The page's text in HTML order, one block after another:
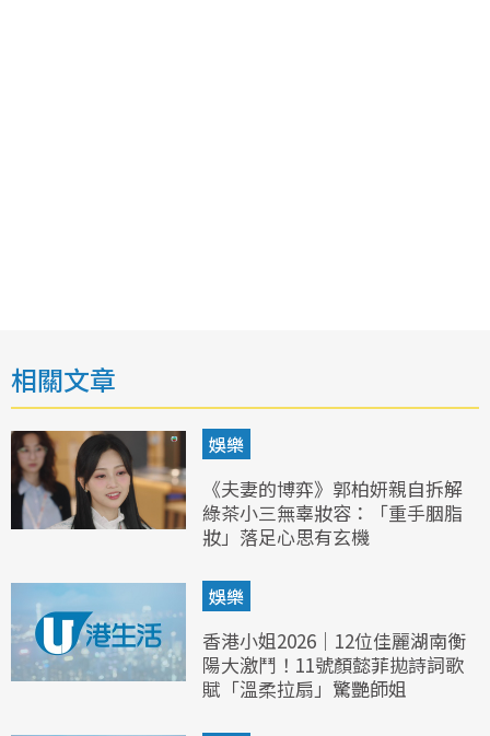
相關文章
娛樂
《夫妻的博弈》郭柏妍親自拆解
綠茶小三無辜妝容：「重手胭脂
妝」落足心思有玄機
娛樂
香港小姐2026｜12位佳麗湖南衡
陽大激鬥！11號顏懿菲拋詩詞歌
賦「溫柔拉扇」驚艷師姐